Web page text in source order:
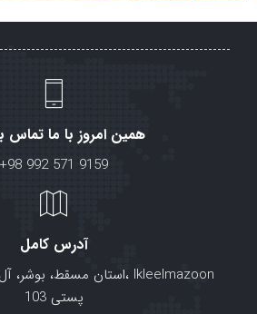
همین امروز با ما تماس
+98 992 571 9159
آدرس کامل
پستی 103